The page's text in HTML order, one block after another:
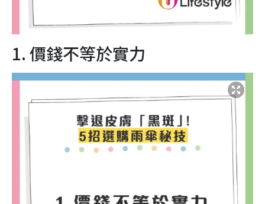
1. 價錢不等於實力